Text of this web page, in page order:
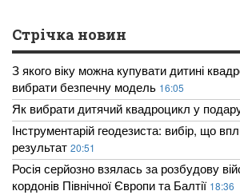
Стрічка новин
З якого віку можна купувати дитині
вибрати безпечну модель 16:05
Як вибрати дитячий квадроцикл у
Інструментарій геодезиста: вибір, що
результат 20:51
Росія серйозно взялась за розбудову
кордонів Північної Європи та Балтії 18:36